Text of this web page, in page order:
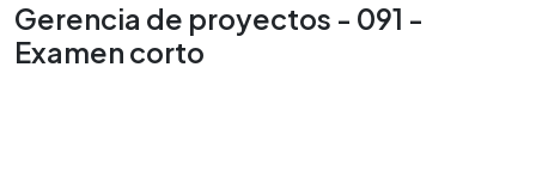
Gerencia de proyectos - 091 -
Examen corto